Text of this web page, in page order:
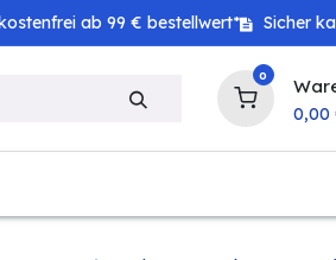
ab 99 € bestellwert* Sicher
0
0,00